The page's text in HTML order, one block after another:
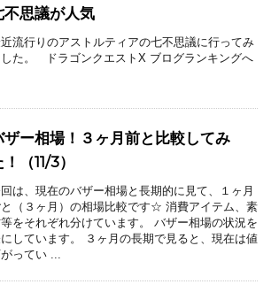
不思議が人気
流行りのアストルティアの七不思議に行ってみ
した。 ドラゴンクエストX ブログランキングへ
ザー相場！３ヶ月前と比較してみ
（11/3）
は、現在のバザー相場と長期的に見て、１ヶ月
（３ヶ月）の相場比較です☆ 消費アイテム、素
をそれぞれ分けています。 バザー相場の状況を
しています。 ３ヶ月の長期で見ると、現在は値
ってい ...